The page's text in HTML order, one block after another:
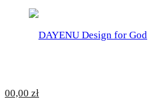
DAYENU
00,00 zł